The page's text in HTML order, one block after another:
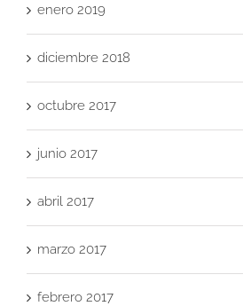
enero 2019
diciembre 2018
octubre 2017
junio 2017
abril 2017
marzo 2017
febrero 2017